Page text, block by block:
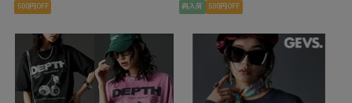
500円OFF 再入荷 500円OFF